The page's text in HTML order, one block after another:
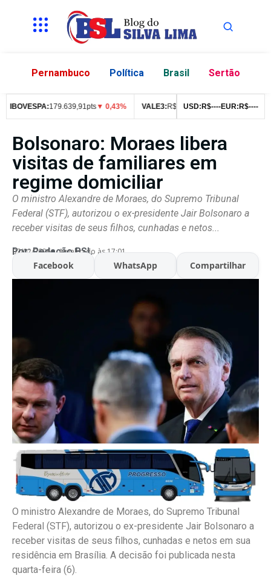
Pernambuco Política Brasil Sertão
179.639,91pts▼ 0,43% VALE3:R$76,99 ▼ 2,49% ITUB4:R$
USD: R$----EUR: R$----
Bolsonaro: Moraes libera
visitas de familiares em
regime domiciliar
O ministro Alexandre de Moraes, do Supremo Tribunal
Federal (STF), autorizou o ex-presidente Jair Bolsonaro a
receber visitas de seus filhos, cunhadas e netos...
Por:Redação BSL
07/02/2026 Atualizado às 17:01
Facebook WhatsApp Compartilhar
O ministro Alexandre de Moraes, do Supremo Tribunal
Federal (STF), autorizou o ex-presidente Jair Bolsonaro a
receber visitas de seus filhos, cunhadas e netos em sua
residência em Brasília. A decisão foi publicada nesta
quarta-feira (6).